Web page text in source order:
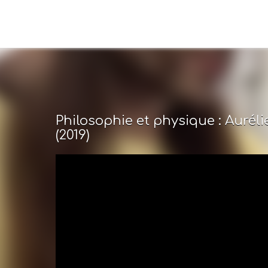
Philosophie et physique :
(2019)